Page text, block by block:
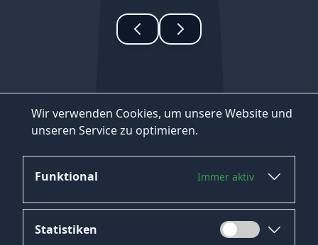
Wir verwenden Cookies, um unsere Website und
unseren Service zu optimieren.
Funktional Immer aktiv
Statistiken